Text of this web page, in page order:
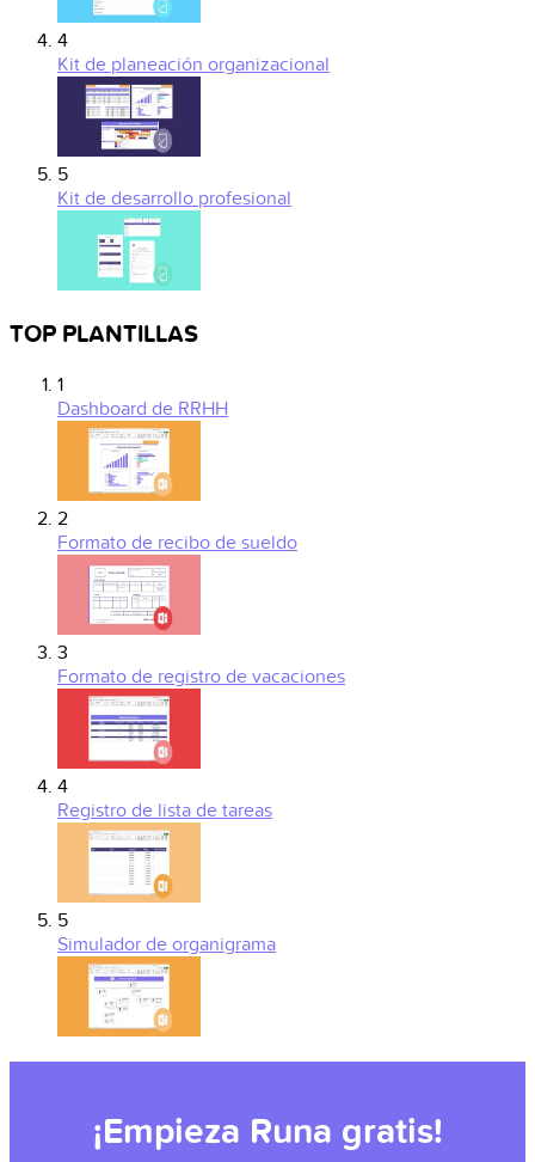
4
Kit de planeación organizacional
5
Kit de desarrollo profesional
TOP PLANTILLAS
1
Dashboard de RRHH
2
Formato de recibo de sueldo
3
Formato de registro de vacaciones
4
Registro de lista de tareas
5
Simulador de organigrama
¡Empieza Runa gratis!